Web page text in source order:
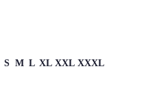
S M L XL XXL XXXL